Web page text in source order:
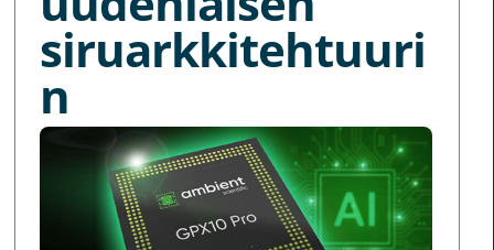
siruarkkitehtuuri
n